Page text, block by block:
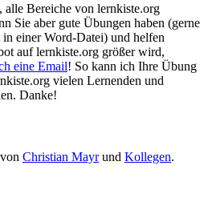
Bereiche von lernkiste.org
Sie aber gute Übungen haben (gerne
einer Word-Datei) und helfen
auf lernkiste.org größer wird,
eine Email! So kann ich Ihre Übung
vielen Lernenden und
Danke!
Christian Mayrund Kollegen.